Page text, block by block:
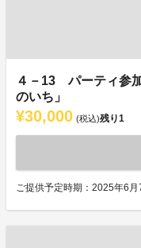
４－13 パーティ参
のいち」
¥30,000 (税込)残り1
ご提供予定時期：2025年6